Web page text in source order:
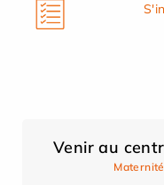
Venir au